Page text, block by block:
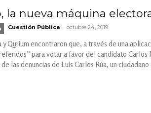
la nueva máquina
Cuestión Pública - octubre 24, 2019
y Qurium encontraron que, a través de una
para votar a favor del candidato
las denuncias de Luis Carlos Rúa, un